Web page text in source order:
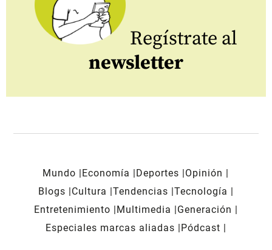
Regístrate al
newsletter
Mundo Economía Deportes
Opinión
Blogs
Cultura Tendencias Tecnología
Entretenimiento
Multimedia
Generación
Especiales marcas aliadas
Pódcast